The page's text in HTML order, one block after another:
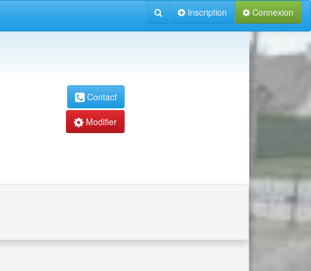
Connexion
Inscription
Contact
Modifier